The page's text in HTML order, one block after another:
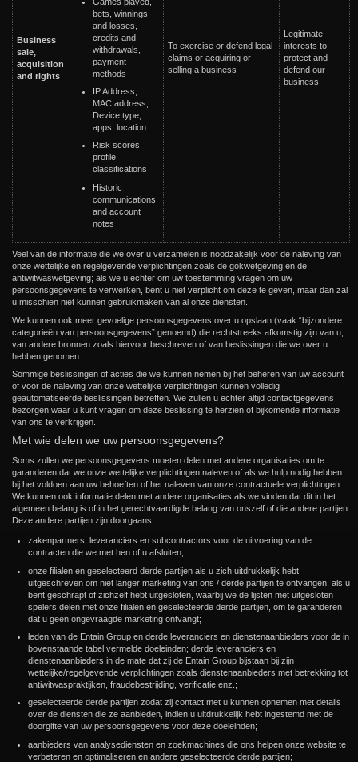
Business
sale,
acquisition
and rights
bets, winnings
and losses,
credits and
withdrawals,
payment
methods
IP Address,
MAC address,
Device type,
apps, location
Risk scores,
profile
classifications
Historic
communications
and account
notes
To exercise or defend legal
claims or acquiring or
selling a business
Legitimate
interests to
protect and
defend our
business
Veel van de informatie die we over u verzamelen is noodzakelijk voor de naleving van
onze wettelijke en regelgevende verplichtingen zoals de gokwetgeving en de
antiwitwaswetgeving; als we u echter om uw toestemming vragen om uw
persoonsgegevens te verwerken, bent u niet verplicht om deze te geven, maar dan zal
u misschien niet kunnen gebruikmaken van al onze diensten.
We kunnen ook meer gevoelige persoonsgegevens over u opslaan (vaak “bijzondere
categorieën van persoonsgegevens” genoemd) die rechtstreeks afkomstig zijn van u,
van andere bronnen zoals hiervoor beschreven of van beslissingen die we over u
hebben genomen.
Sommige beslissingen of acties die we kunnen nemen bij het beheren van uw account
of voor de naleving van onze wettelijke verplichtingen kunnen volledig
geautomatiseerde beslissingen betreffen. We zullen u echter altijd contactgegevens
bezorgen waar u kunt vragen om deze beslissing te herzien of bijkomende informatie
van ons te verkrijgen.
Met wie delen we uw persoonsgegevens?
Soms zullen we persoonsgegevens moeten delen met andere organisaties om te
garanderen dat we onze wettelijke verplichtingen naleven of als we hulp nodig hebben
bij het voldoen aan uw behoeften of het naleven van onze contractuele verplichtingen.
We kunnen ook informatie delen met andere organisaties als we vinden dat dit in het
algemeen belang is of in het gerechtvaardigde belang van onszelf of die andere partijen.
Deze andere partijen zijn doorgaans:
zakenpartners, leveranciers en subcontractors voor de uitvoering van de
contracten die we met hen of u afsluiten;
onze filialen en geselecteerd derde partijen als u zich uitdrukkelijk hebt
uitgeschreven om niet langer marketing van ons / derde partijen te ontvangen, als u
bent geschrapt of zichzelf hebt uitgesloten, waarbij we de lijsten met uitgesloten
spelers delen met onze filialen en geselecteerde derde partijen, om te garanderen
dat u geen ongevraagde marketing ontvangt;
leden van de Entain Group en derde leveranciers en dienstenaanbieders voor de in
bovenstaande tabel vermelde doeleinden; derde leveranciers en
dienstenaanbieders in de mate dat zij de Entain Group bijstaan bij zijn
wettelijke/regelgevende verplichtingen zoals dienstenaanbieders met betrekking tot
antiwitwaspraktijken, fraudebestrijding, verificatie enz.;
geselecteerde derde partijen zodat zij contact met u kunnen opnemen met details
over de diensten die ze aanbieden, indien u uitdrukkelijk hebt ingestemd met de
doorgifte van uw persoonsgegevens voor deze doeleinden;
aanbieders van analysediensten en zoekmachines die ons helpen onze website te
verbeteren en optimaliseren en andere geselecteerde derde partijen;